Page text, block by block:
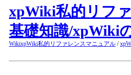
xpWiki私的リフ
基礎知識​/xpWiki
WikixpWiki私的リファレンスマニュアル /